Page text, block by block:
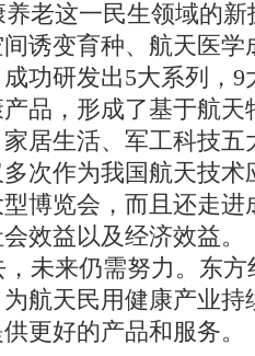
这一民生领域的新
诱变育种、航天医
功研发出5大系列，
品，形成了基于航
居生活、军工科技
次作为我国航天技
博览会，而且还走进
效益以及经济效益。
来仍需努力。东方
航天民用健康产业持
更好的产品和服务。